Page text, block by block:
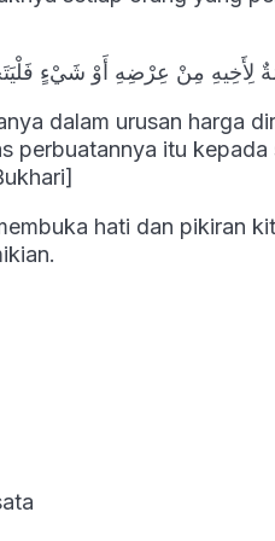
مِنْ عِرْضِهِ أَوْ شَيْءٍ
dalam urusan harga
perbuatannya itu
hati dan pikiran